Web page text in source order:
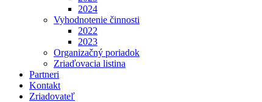
2024
Vyhodnotenie činnosti
2022
2023
Organizačný poriadok
Zriaďovacia listina
Partneri
Kontakt
Zriadovateľ